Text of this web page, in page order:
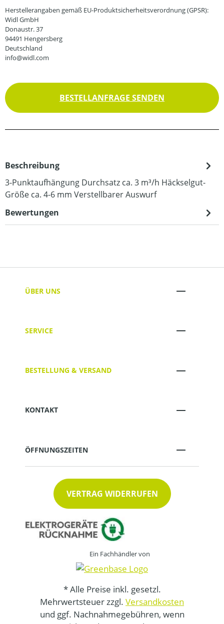
Herstellerangaben gemäß EU-Produktsicherheitsverordnung (GPSR):
Widl GmbH
Donaustr. 37
94491 Hengersberg
Deutschland
info@widl.com
BESTELLANFRAGE SENDEN
Beschreibung
3-Punktaufhängung Durchsatz ca. 3 m³/h Häckselgut-
Größe ca. 4-6 mm Verstellbarer Auswurf
Bewertungen
ÜBER UNS
SERVICE
BESTELLUNG & VERSAND
KONTAKT
ÖFFNUNGSZEITEN
VERTRAG WIDERRUFEN
Ein Fachhändler von
* Alle Preise inkl. gesetzl.
Mehrwertsteuer zzgl. Versandkosten
und ggf. Nachnahmegebühren, wenn